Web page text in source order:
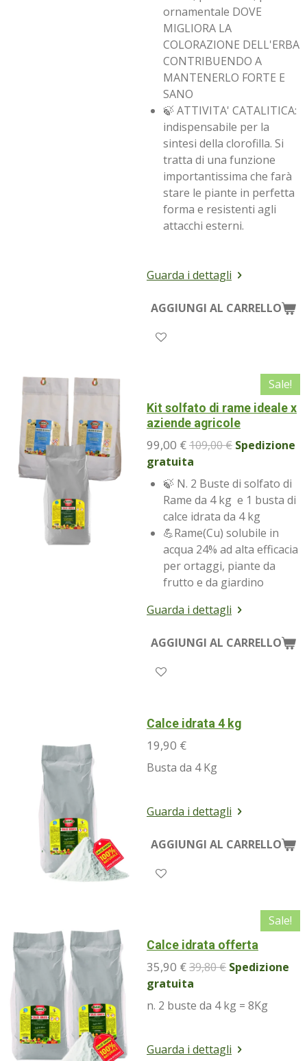
ornamentale DOVE
MIGLIORA LA
COLORAZIONE DELL'ERBA
CONTRIBUENDO A
MANTENERLO FORTE E
SANO
🍃 ATTIVITA' CATALITICA:
indispensabile per la
sintesi della clorofilla. Si
tratta di una funzione
importantissima che farà
stare le piante in perfetta
forma e resistenti agli
attacchi esterni.
Guarda i dettagli
AGGIUNGI AL CARRELLO
Sale!
Kit solfato di rame ideale x
aziende agricole
99,00 €109,00 € Spedizione
gratuita
🍃 N. 2 Buste di solfato di
Rame da 4 kg e 1 busta di
calce idrata da 4 kg
💪Rame(Cu) solubile in
acqua 24% ad alta efficacia
per ortaggi, piante da
frutto e da giardino
Guarda i dettagli
AGGIUNGI AL CARRELLO
Calce idrata 4 kg
19,90 €
Busta da 4 Kg
Guarda i dettagli
AGGIUNGI AL CARRELLO
Sale!
Calce idrata offerta
35,90 €39,80 € Spedizione
gratuita
n. 2 buste da 4 kg = 8Kg
Guarda i dettagli